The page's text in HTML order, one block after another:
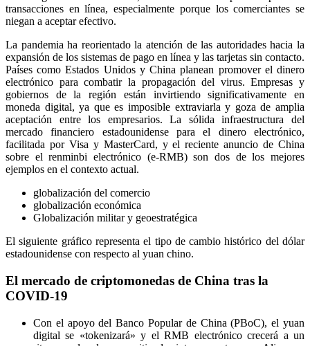
transacciones en línea, especialmente porque los comerciantes se
niegan a aceptar efectivo.
La pandemia ha reorientado la atención de las autoridades hacia la
expansión de los sistemas de pago en línea y las tarjetas sin contacto.
Países como Estados Unidos y China planean promover el dinero
electrónico para combatir la propagación del virus. Empresas y
gobiernos de la región están invirtiendo significativamente en
moneda digital, ya que es imposible extraviarla y goza de amplia
aceptación entre los empresarios. La sólida infraestructura del
mercado financiero estadounidense para el dinero electrónico,
facilitada por Visa y MasterCard, y el reciente anuncio de China
sobre el renminbi electrónico (e-RMB) son dos de los mejores
ejemplos en el contexto actual.
globalización del comercio
globalización económica
Globalización militar y geoestratégica
El siguiente gráfico representa el tipo de cambio histórico del dólar
estadounidense con respecto al yuan chino.
El mercado de criptomonedas de China tras la
COVID-19
Con el apoyo del Banco Popular de China (PBoC), el yuan
digital se «tokenizará» y el RMB electrónico crecerá a un